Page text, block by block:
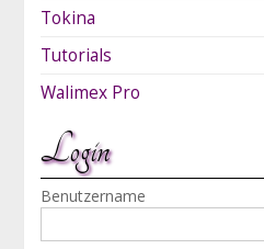
Tokina
Tutorials
Walimex Pro
Login
Benutzername